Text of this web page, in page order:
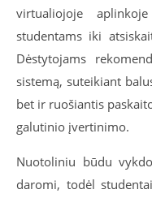
virtualiojoje
studentams iki
Dėstytojams
sistemą, suteikiant
bet ir ruošiantis
galutinio įvertinimo.
Nuotoliniu būdu
daromi, todėl